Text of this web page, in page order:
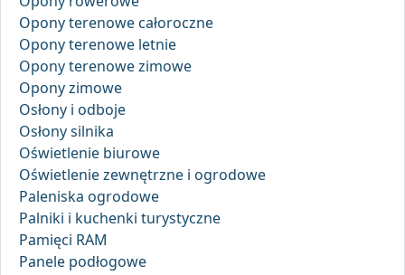
Opony terenowe całoroczne
Opony terenowe letnie
Opony terenowe zimowe
Opony zimowe
Osłony i odboje
Osłony silnika
Oświetlenie biurowe
Oświetlenie zewnętrzne i ogrodowe
Paleniska ogrodowe
Palniki i kuchenki turystyczne
Pamięci RAM
Panele podłogowe